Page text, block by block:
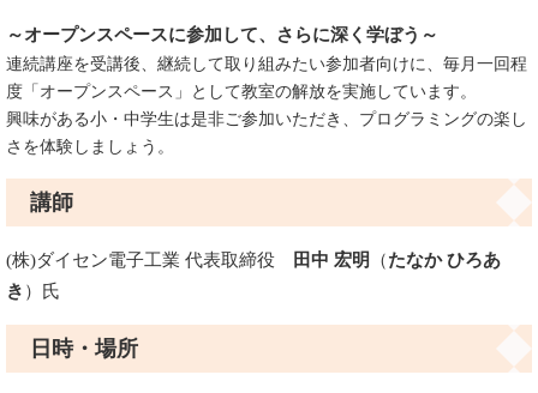
～オープンスペースに参加して、さらに深く学ぼう～
連続講座を受講後、継続して取り組みたい参加者向けに、毎月一回程
度「オープンスペース」として教室の解放を実施しています。
興味がある小・中学生は是非ご参加いただき、プログラミングの楽し
さを体験しましょう。
講師
(株)ダイセン電子工業 代表取締役 田中 宏明 （たなか ひろあ
き ）氏​
日時・場所